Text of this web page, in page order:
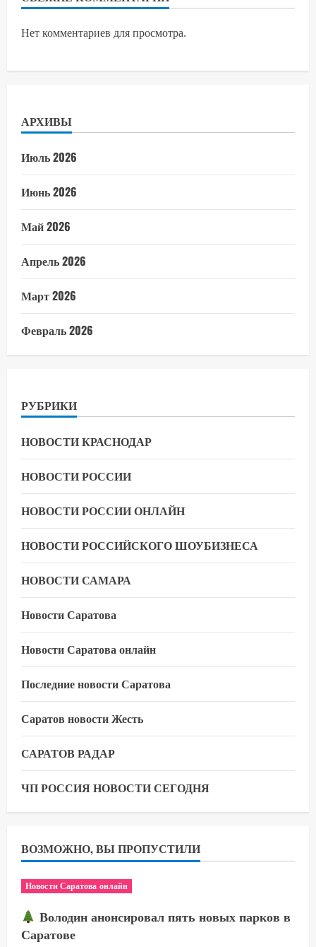
Нет комментариев для просмотра.
АРХИВЫ
Июль 2026
Июнь 2026
Май 2026
Апрель 2026
Март 2026
Февраль 2026
РУБРИКИ
НОВОСТИ КРАСНОДАР
НОВОСТИ РОССИИ
НОВОСТИ РОССИИ ОНЛАЙН
НОВОСТИ РОССИЙСКОГО ШОУБИЗНЕСА
НОВОСТИ САМАРА
Новости Саратова
Новости Саратова онлайн
Последние новости Саратова
Саратов новости Жесть
САРАТОВ РАДАР
ЧП РОССИЯ НОВОСТИ СЕГОДНЯ
ВОЗМОЖНО, ВЫ ПРОПУСТИЛИ
Новости Саратова онлайн
Володин анонсировал пять новых парков в
Саратове